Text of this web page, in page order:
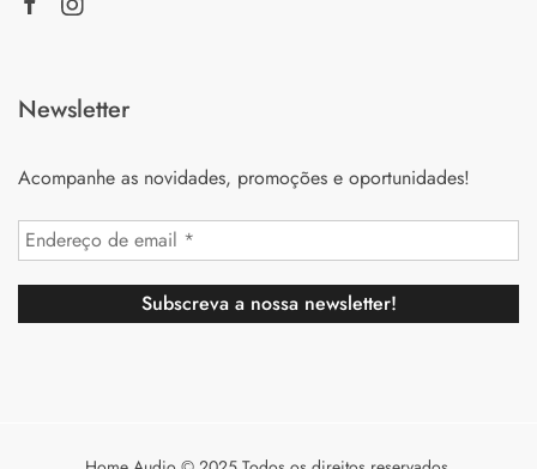
Newsletter
Acompanhe as novidades, promoções e oportunidades!